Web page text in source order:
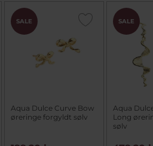
SALE
Aqua Dulce Curve Bow
øreringe forgyldt sølv
SALE
Aqua
Long
sølv